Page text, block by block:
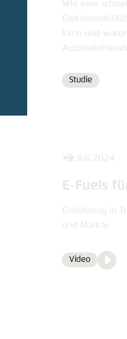
Wie eine
kann und
Format
Studie
16. Juli 2024
E-Fuels
Einführung in
und Märkte
Format
Video
Media
Video